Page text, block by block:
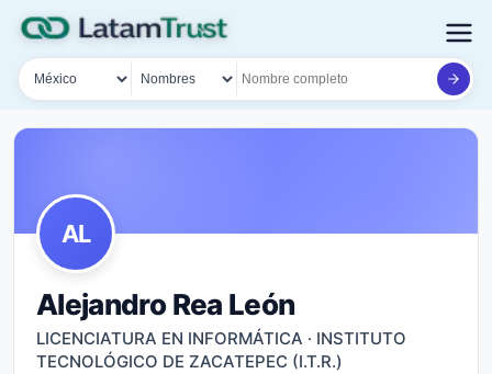
País
Tipo de búsqueda
Nombre o documento
AL
Alejandro Rea León
LICENCIATURA EN INFORMÁTICA · INSTITUTO
TECNOLÓGICO DE ZACATEPEC (I.T.R.)